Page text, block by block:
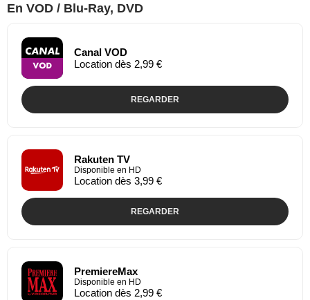
En VOD / Blu-Ray, DVD
Canal VOD
Location dès 2,99 €
REGARDER
Rakuten TV
Disponible en HD
Location dès 3,99 €
REGARDER
PremiereMax
Disponible en HD
Location dès 2,99 €